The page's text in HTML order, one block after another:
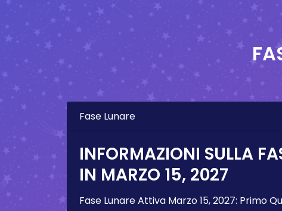
Fase Lunare
INFORMAZIONI SULLA
IN MARZO 15, 2027
Fase Lunare Attiva Marzo 15, 2027: Primo